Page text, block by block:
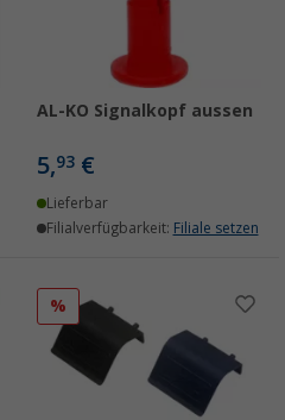
AL-KO Signalkopf aussen
5,93 €
Lieferbar
Filialverfügbarkeit: Filiale setzen
%